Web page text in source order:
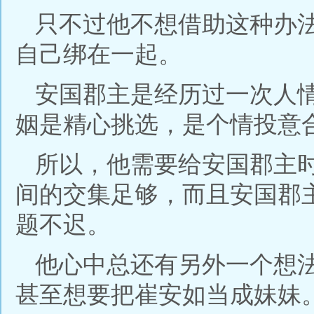
只不过他不想借助这种办
自己绑在一起。
安国郡主是经历过一次人
姻是精心挑选，是个情投意
所以，他需要给安国郡主
间的交集足够，而且安国郡
题不迟。
他心中总还有另外一个想
甚至想要把崔安如当成妹妹